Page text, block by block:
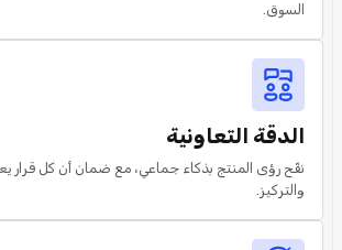
السوق.
الدقة التعاونية
نقّح رؤى المنتج بذكاء جماعي، مع ضمان أن كل قرار
والتركيز.